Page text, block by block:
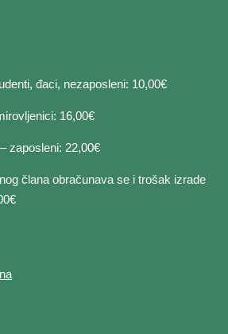
đaci, nezaposleni: 10,00€
16,00€
zaposleni: 22,00€
člana obračunava se i trošak izrade